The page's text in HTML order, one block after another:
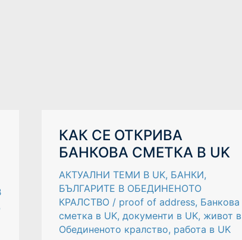
КАК СЕ ОТКРИВА
БАНКОВА СМЕТКА В UK
АКТУАЛНИ ТЕМИ В UK, БАНКИ,
БЪЛГАРИТЕ В ОБЕДИНЕНОТО
КРАЛСТВО/ proof of address, Банкова
сметка в UK, документи в UK, живот в
Обединеното кралство, работа в UK
КАК
СЕ
ОТКРИВА
БАНКОВА
СМЕТКА
В
UK